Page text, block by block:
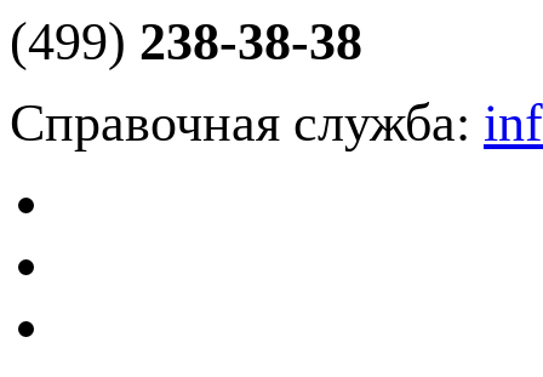
(499) 238-38-38
Справочная служба: